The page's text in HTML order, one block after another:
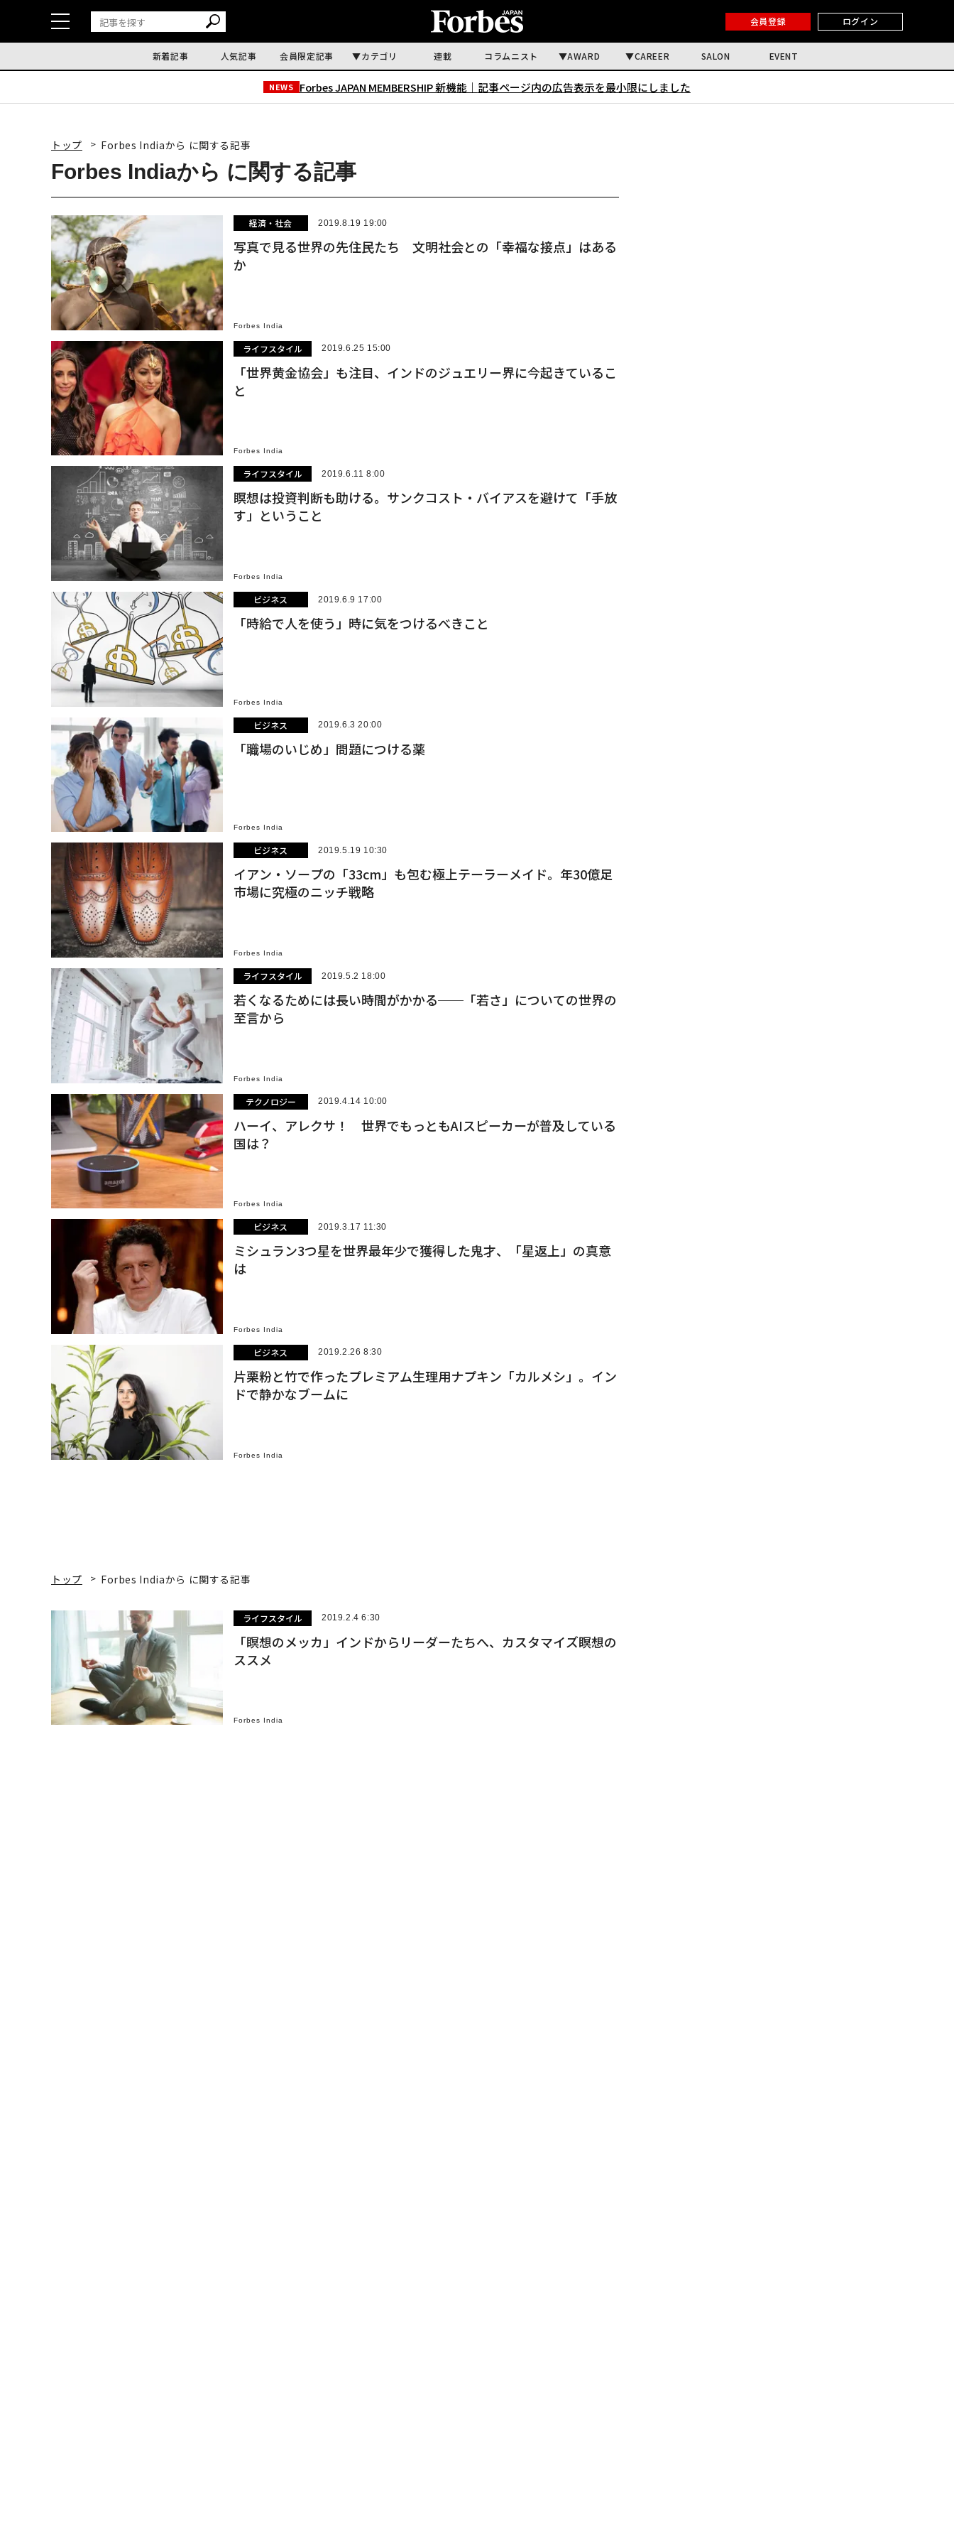
会員登録 ログイン
新着記事 人気記事 会員限定記事 カテゴリ 連載 コラムニスト AWARD CAREER SALON EVENT
NEWS Forbes JAPAN MEMBERSHIP 新機能｜ 記事ページ内の広告表示を最小限にしました
トップ Forbes Indiaから に関する記事
Forbes Indiaから に関する記事
経済・社会 2019.8.19 19:00
写真で見る世界の先住民たち 文明社会との「幸福な接点」はある
か
Forbes India
ライフスタイル 2019.6.25 15:00
「世界黄金協会」も注目、インドのジュエリー界に今起きているこ
と
Forbes India
ライフスタイル 2019.6.11 8:00
瞑想は投資判断も助ける。サンクコスト・バイアスを避けて「手放
す」ということ
Forbes India
ビジネス 2019.6.9 17:00
「時給で人を使う」時に気をつけるべきこと
Forbes India
ビジネス 2019.6.3 20:00
「職場のいじめ」問題につける薬
Forbes India
ビジネス 2019.5.19 10:30
イアン・ソープの「33cm」も包む極上テーラーメイド。年30億足
市場に究極のニッチ戦略
Forbes India
ライフスタイル 2019.5.2 18:00
若くなるためには長い時間がかかる──「若さ」についての世界の
至言から
Forbes India
テクノロジー 2019.4.14 10:00
ハーイ、アレクサ！ 世界でもっともAIスピーカーが普及している
国は？
Forbes India
ビジネス 2019.3.17 11:30
ミシュラン3つ星を世界最年少で獲得した鬼才、「星返上」の真意
は
Forbes India
ビジネス 2019.2.26 8:30
片栗粉と竹で作ったプレミアム生理用ナプキン「カルメシ」。イン
ドで静かなブームに
Forbes India
トップ Forbes Indiaから に関する記事
ライフスタイル 2019.2.4 6:30
「瞑想のメッカ」インドからリーダーたちへ、カスタマイズ瞑想の
ススメ
Forbes India